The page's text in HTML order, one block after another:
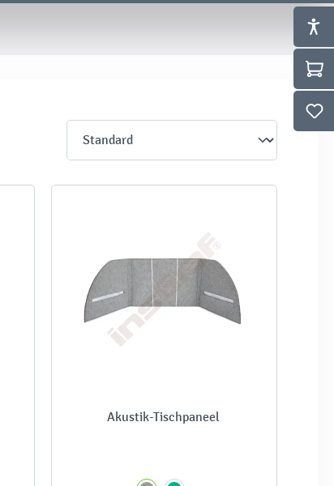
Akustik-Tischpaneel